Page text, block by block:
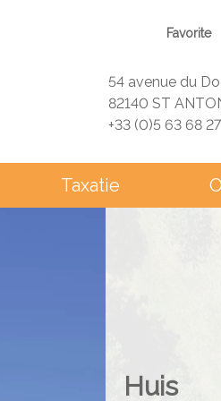
Taxatie
Favorite
54 avenue du
82140 ST
+33 (0)5 63 68
Huis